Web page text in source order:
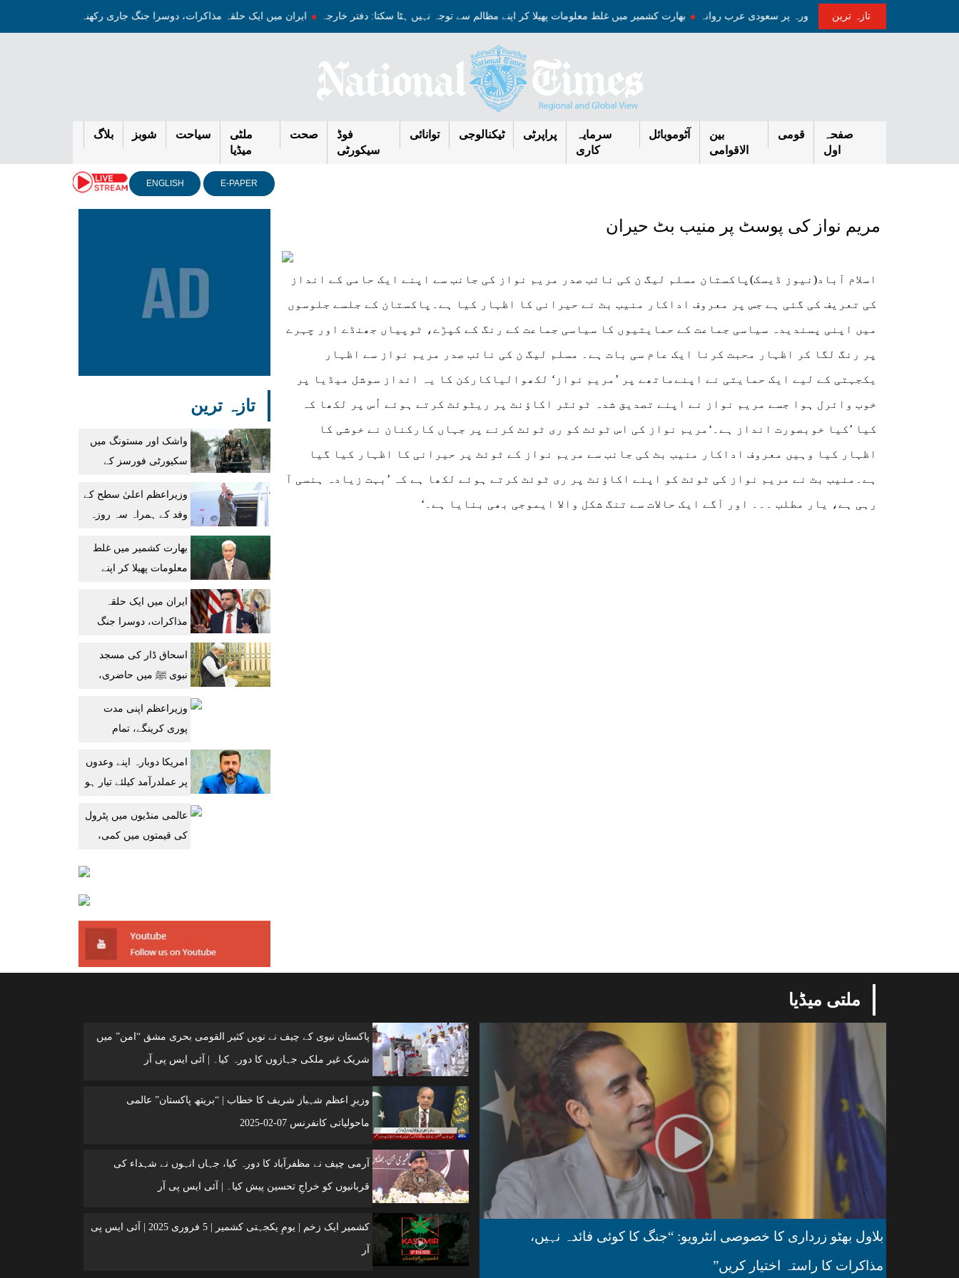
تازہ ترین
سطح کے وفد کے ہمراہ سہ روزہ دورہ پر سعودی عرب روانہ بھارت کشمیر میں غلط معلومات پھیلا کر اپنے مظالم سے توجہ نہیں ہٹا سکتا: دفتر خارجہ ایران میں ایک حلقہ مذاکرات، دوسرا جنگ جاری رکھنے کا حامی ہے:
صفحہ
اول
قومی
بین
الاقوامی
آٹوموبائل
سرمایہ
کاری
پراپرٹی ٹیکنالوجی توانائی
فوڈ
سیکورٹی
صحت
ملٹی
میڈیا
سیاحت شوبز بلاگ
E-PAPER
ENGLISH
مریم نواز کی پوسٹ پر منیب بٹ حیران
اسلام آباد(نیوز ڈیسک)پاکستان مسلم لیگ ن کی نائب صدر مریم نواز کی جانب سے اپنے ایک حامی کے انداز
کی تعریف کی گئی ہے جس پر معروف اداکار منیب بٹ نے حیرانی کا اظہار کیا ہے۔پاکستان کے جلسے جلوسوں
میں اپنی پسندیدہ سیاسی جماعت کے حمایتیوں کا سیاسی جماعت کے رنگ کے کپڑے، ٹوپیاں جھنڈے اور چہرے
پر رنگ لگا کر اظہار محبت کرنا ایک عام سی بات ہے۔ مسلم لیگ ن کی نائب صدر مریم نواز سے اظہار
یکجہتی کے لیے ایک حمایتی نے اپنےماتھے پر ’مریم نواز‘ لکھوالیاکارکن کا یہ انداز سوشل میڈیا پر
خوب وائرل ہوا جسے مریم نواز نے اپنے تصدیق شدہ ٹوئٹر اکاؤنٹ پر ریٹوئٹ کرتے ہوئے اُس پر لکھا کہ
کیا ’کیا خوبصورت انداز ہے۔‘مریم نواز کی اس ٹوئٹ کو ری ٹوئٹ کرنے پر جہاں کارکنان نے خوشی کا
اظہار کیا وہیں معروف اداکار منیب بٹ کی جانب سے مریم نواز کے ٹوئٹ پر حیرانی کا اظہار کیا گیا
ہے۔منیب بٹ نے مریم نواز کی ٹوئٹ کو اپنے اکاؤنٹ پر ری ٹوئٹ کرتے ہوئے لکھا ہے کہ ’بہت زیادہ ہنسی آ
رہی ہے، یار مطلب ۔۔۔ اور آگے ایک حالات سے تنگ شکل والا ایموجی بھی بنایا ہے۔‘
تازہ ترین
واشک اور مستونگ میں
سکیورٹی فورسز کے
جہنم واصل
وزیراعظم اعلیٰ سطح کے
وفد کے ہمراہ سہ روزہ
روانہ
بھارت کشمیر میں غلط
معلومات پھیلا کر اپنے
سکتا: دفتر خارجہ
ایران میں ایک حلقہ
مذاکرات، دوسرا جنگ
جے ڈی وینس
اسحاق ڈار کی مسجد
نبوی ﷺ میں حاضری،
دعا
وزیراعظم اپنی مدت
پوری کرینگے، تمام
آڈٹ کرایا جائے: محسن
نقوی
امریکا دوبارہ اپنے وعدوں
پر عملدرآمد کیلئے تیار ہو
عالمی منڈیوں میں پٹرول
کی قیمتوں میں کمی،
ملتی میڈیا
بلاول بھٹو زرداری کا خصوصی انٹرویو: “جنگ کا کوئی فائدہ نہیں،
مذاکرات کا راستہ اختیار کریں”
پاکستان نیوی کے چیف نے نویں کثیر القومی بحری مشق “امن” میں
شریک غیر ملکی جہازوں کا دورہ کیا۔ | آئی ایس پی آر
وزیرِ اعظم شہباز شریف کا خطاب | “بریتھ پاکستان” عالمی
ماحولیاتی کانفرنس 07-02-2025
آرمی چیف نے مظفرآباد کا دورہ کیا، جہاں انہوں نے شہداء کی
قربانیوں کو خراجِ تحسین پیش کیا۔ | آئی ایس پی آر
کشمیر ایک زخم | یومِ یکجہتی کشمیر | 5 فروری 2025 | آئی ایس پی
آر